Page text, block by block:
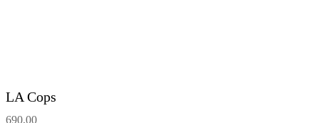
LA Cops
690,00